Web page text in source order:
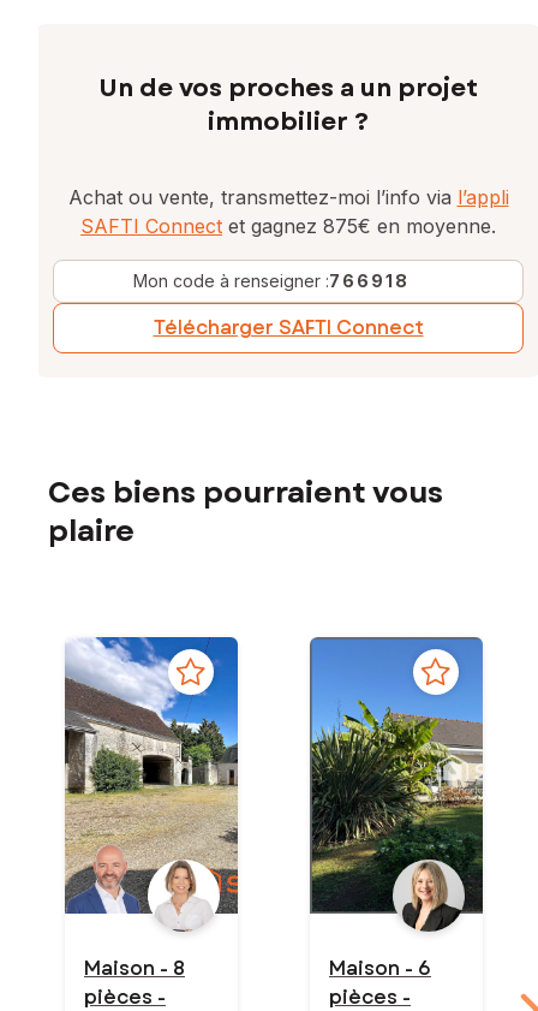
Un de vos proches a un projet
immobilier ?
Achat ou vente, transmettez-moi l’info via l’appli
SAFTI Connect et gagnez 875€ en moyenne.
Mon code à renseigner :766918
Télécharger SAFTI Connect
Ces biens pourraient vous
plaire
Maison - 8
pièces -
Maison - 6
pièces -